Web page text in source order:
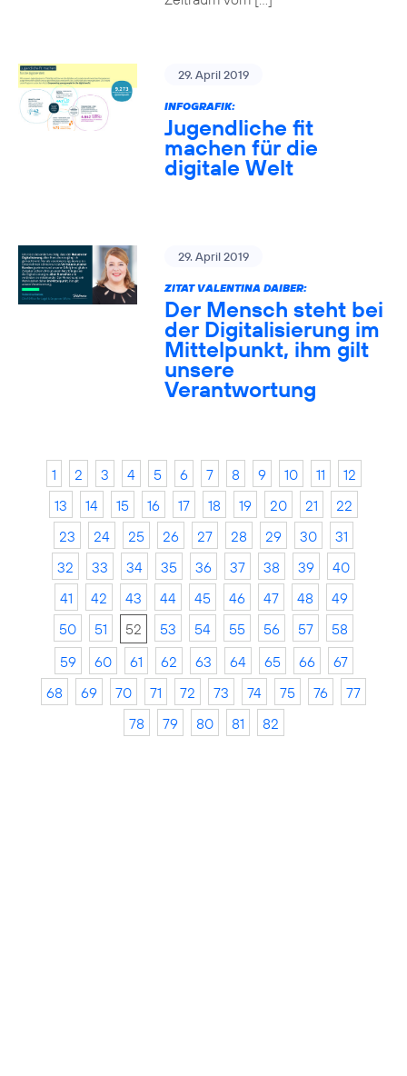
29. April 2019
INFOGRAFIK:
Jugendliche fit
machen für die
digitale Welt
29. April 2019
ZITAT VALENTINA DAIBER:
Der Mensch steht bei
der Digitalisierung im
Mittelpunkt, ihm gilt
unsere
Verantwortung
1 2 3 4 5 6 7 8 9 10 11
12
13
14 15 16 17 18 19 20 21
22
23
24 25 26 27 28 29 30
31
32
33 34 35 36 37 38 39
40
41
42 43 44 45 46 47 48
49
50
51 52 53 54 55 56 57
58
59
60 61 62 63 64 65 66
67
68
69 70 71 72 73 74 75 76
77
78
79 80 81 82